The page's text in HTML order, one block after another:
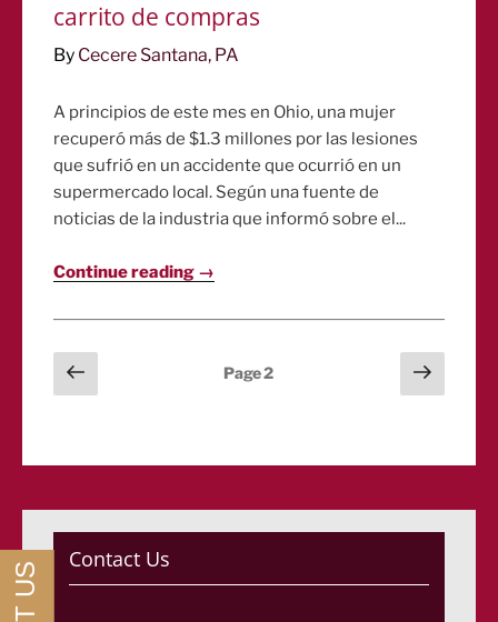
carrito de compras
By Cecere Santana, PA
A principios de este mes en Ohio, una mujer
recuperó más de $1.3 millones por las lesiones
que sufrió en un accidente que ocurrió en un
supermercado local. Según una fuente de
noticias de la industria que informó sobre el...
Continue reading →
Posts
Previous
page
Page2
Next
page
Contact Us